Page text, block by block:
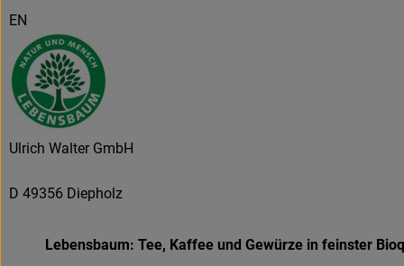
EN
Ulrich Walter GmbH
D 49356 Diepholz
Lebensbaum: Tee, Kaffee und Gewürze in feinster